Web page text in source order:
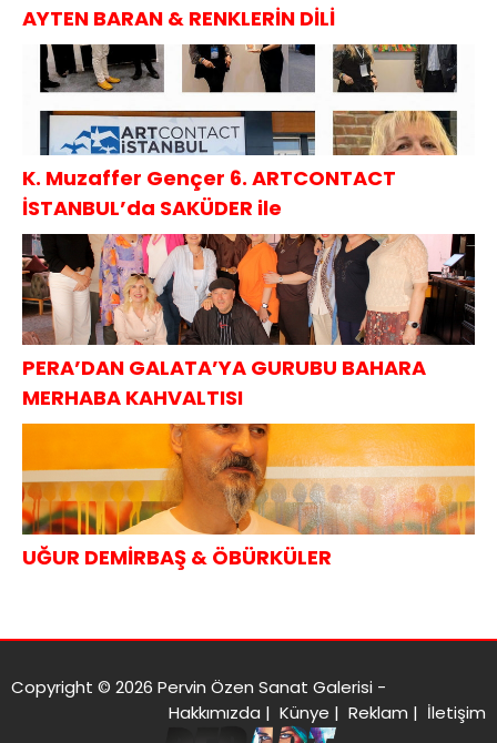
AYTEN BARAN & RENKLERİN DİLİ
K. Muzaffer Gençer 6. ARTCONTACT
İSTANBUL’da SAKÜDER ile
PERA’DAN GALATA’YA GURUBU BAHARA
MERHABA KAHVALTISI
UĞUR DEMİRBAŞ & ÖBÜRKÜLER
Copyright © 2026 Pervin Özen Sanat Galerisi -
Hakkımızda | Künye | Reklam | İletişim